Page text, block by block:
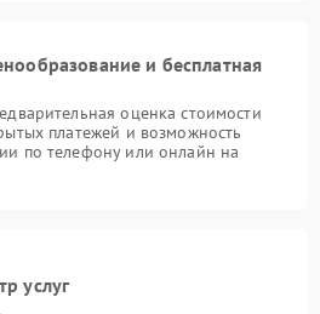
и бесплатная
оценка стоимости
платежей и возможность
по телефону или онлайн на
услуг